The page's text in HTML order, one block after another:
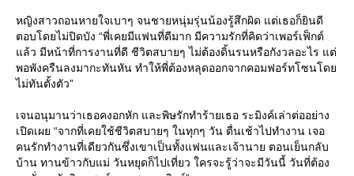
หญิงสาวถอนหายใจเบาๆ จนชายหนุ่มรุ่นน้องรู้สึกผิด แต่เธอก็ยินดี
ตอบโดยไม่ปิดบัง “พี่เคยมีแฟนที่ดีมาก มีความรักที่คิดว่าเพอร์เฟ็กต์
ล้ว มีหน้าที่การงานที่ดี ชีวิตสบายๆ ไม่ต้องดิ้นรนหรือกังวลอะไร แต่
พอพังครืนลงมากะทันหัน ทำให้พี่ต้องหลุดออกจากคอมฟอร์ทโซนโด
ไม่ทันตั้งตัว”
เจนอนุมานว่าเธอคงอกหัก และพิษรักทำร้ายเธอ ระมิงค์เล่าต่ออย่าง
เปิดเผย “จากที่เคยใช้ชีวิตสบายๆ ในทุกๆ วัน ตื่นเช้าไปทำงาน เจอ
คนรักทำงานที่เดียวกันซึ่งเขาเป็นทั้งแฟนและเจ้านาย ตอนเย็นกลับ
บ้าน ทานข้าวกับแม่ วันหยุดก็ไปเที่ยว ใครจะรู้ว่าจะมีวันนี้ วันที่ต้อง